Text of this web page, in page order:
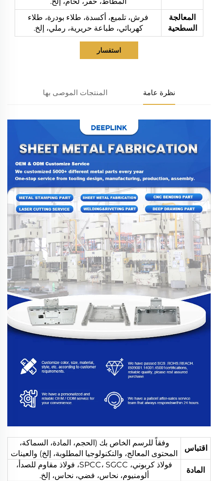
المعالجة
السطحية
فرش، تلميع، أكسدة، طلاء بودرة، طلاء
كهربائي، طباعة حريرية، رملي، إلخ.
استفسار
نظرة عامة المنتجات الموصى بها
اقتباس
وفقاً للرسم الخاص بك (الحجم، المادة، السماكة،
المحتوى المعالج، والتكنولوجيا المطلوبة، إلخ) والعينات
المادة
فولاذ كربوني، SPCC، SGCC، فولاذ مقاوم للصدأ،
ألومنيوم، نحاس، فضي، نحاس، إلخ.